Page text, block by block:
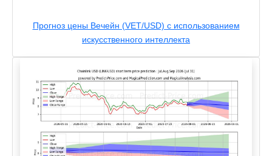
Прогноз цены Вечейн (VET/USD) с использованием
искусственного интеллекта